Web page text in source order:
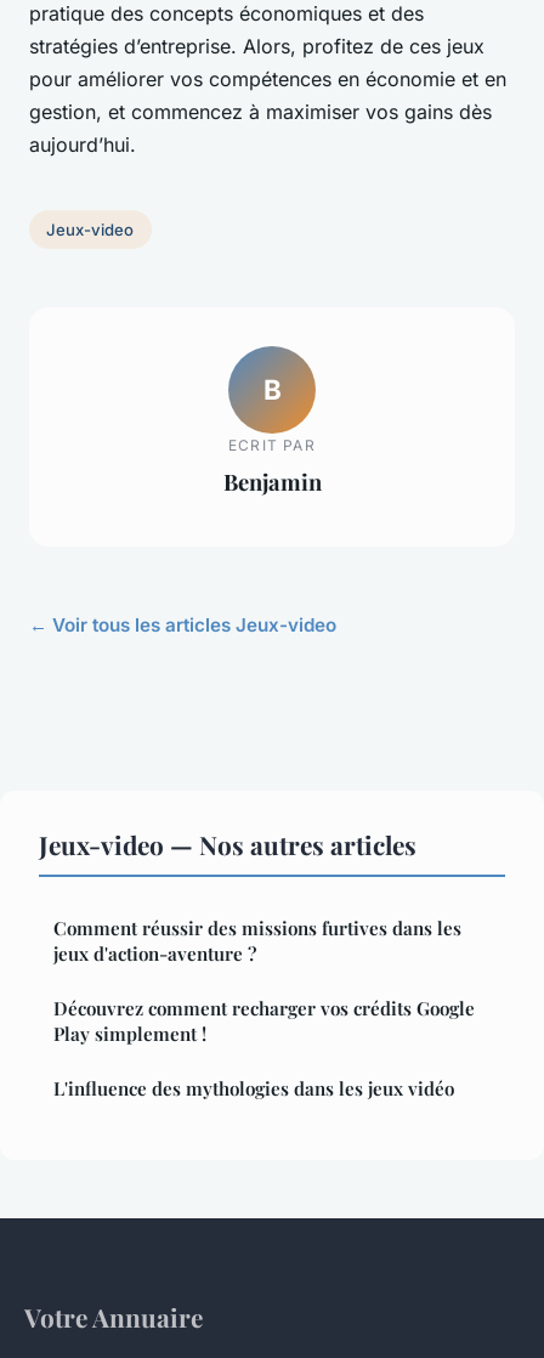
pratique des concepts économiques et des
stratégies d’entreprise. Alors, profitez de ces jeux
pour améliorer vos compétences en économie et en
gestion, et commencez à maximiser vos gains dès
aujourd’hui.
Jeux-video
B
ECRIT PAR
Benjamin
← Voir tous les articles Jeux-video
Jeux-video — Nos autres articles
Comment réussir des missions furtives dans les
jeux d'action-aventure ?
Découvrez comment recharger vos crédits Google
Play simplement !
L'influence des mythologies dans les jeux vidéo
Votre Annuaire